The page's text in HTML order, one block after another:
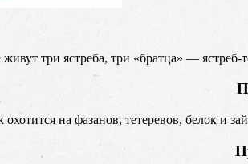
три ястреба, три «братца» — ястреб-
на фазанов, тетеревов, белок и